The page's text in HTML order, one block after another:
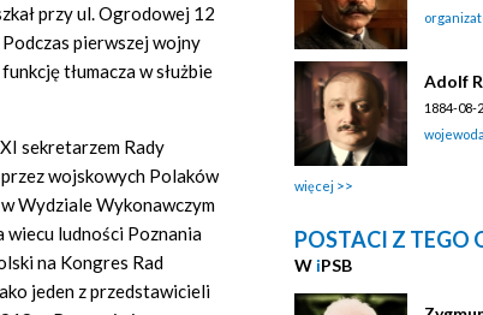
przy ul. Ogrodowej 12
pierwszej wojny
tłumacza w służbie
sekretarzem Rady
wojskowych Polaków
Wydziale Wykonawczym
wiecu ludności Poznania
na Kongres Rad
jeden z przedstawicieli
Adolf
1884-08-
więcej
POSTACI Z TEGO
W iPSB